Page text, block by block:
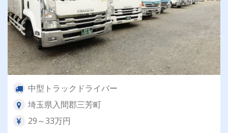
中型トラックドライバー
埼玉県入間郡三芳町
29～33万円